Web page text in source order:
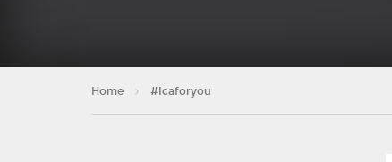
Home #Icaforyou